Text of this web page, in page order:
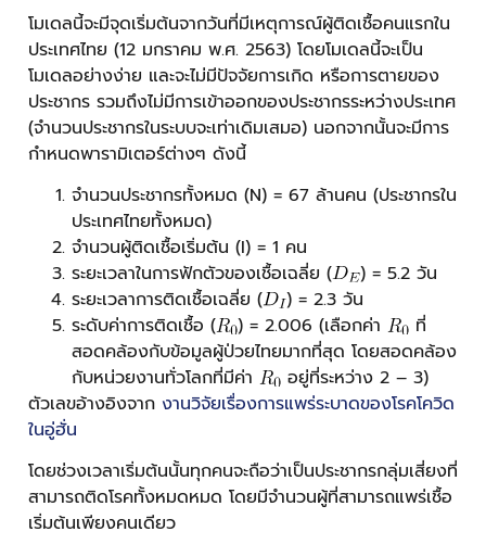
โมเดลนี้จะมีจุดเริ่มต้นจากวันที่มีเหตุการณ์ผู้ติดเชื้อคนแรกใน
ประเทศไทย (12 มกราคม พ.ศ. 2563) โดยโมเดลนี้จะเป็น
โมเดลอย่างง่าย และจะไม่มีปัจจัยการเกิด หรือการตายของ
ประชากร รวมถึงไม่มีการเข้าออกของประชากรระหว่างประเทศ
(จำนวนประชากรในระบบจะเท่าเดิมเสมอ) นอกจากนั้นจะมีการ
กำหนดพารามิเตอร์ต่างๆ ดังนี้
จำนวนประชากรทั้งหมด (N) = 67 ล้านคน (ประชากรใน
ประเทศไทยทั้งหมด)
จำนวนผู้ติดเชื้อเริ่มต้น (I) = 1 คน
ระยะเวลาในการฟักตัวของเชื้อเฉลี่ย (
) = 5.2 วัน
ระยะเวลาการติดเชื้อเฉลี่ย (
) = 2.3 วัน
ระดับค่าการติดเชื้อ (
) = 2.006 (เลือกค่า
ที่
สอดคล้องกับข้อมูลผู้ป่วยไทยมากที่สุด โดยสอดคล้อง
กับหน่วยงานทั่วโลกที่มีค่า
อยู่ที่ระหว่าง 2 – 3)
ตัวเลขอ้างอิงจาก งานวิจัยเรื่องการแพร่ระบาดของโรคโควิด
ในอู่ฮั่น
โดยช่วงเวลาเริ่มต้นนั้นทุกคนจะถือว่าเป็นประชากรกลุ่มเสี่ยงที่
สามารถติดโรคทั้งหมดหมด โดยมีจำนวนผู้ที่สามารถแพร่เชื้อ
เริ่มต้นเพียงคนเดียว